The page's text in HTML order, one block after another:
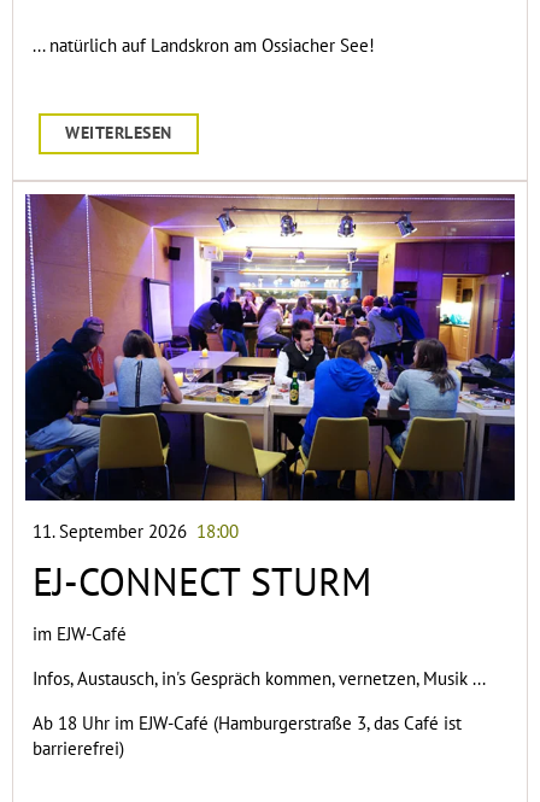
... natürlich auf Landskron am Ossiacher See!
WEITERLESEN
11. September 2026 18:00
EJ-CONNECT STURM
im EJW-Café
Infos, Austausch, in's Gespräch kommen, vernetzen, Musik ...
Ab 18 Uhr im EJW-Café (Hamburgerstraße 3, das Café ist
barrierefrei)